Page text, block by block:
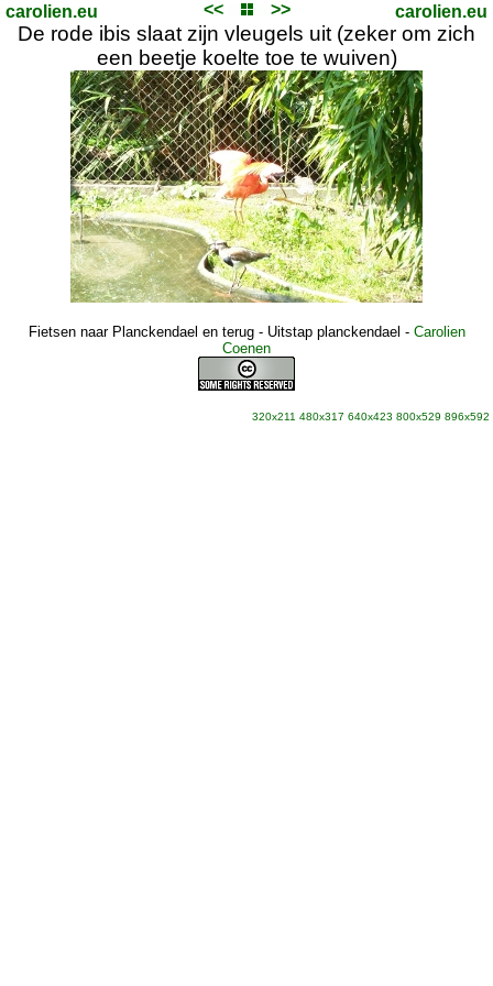
carolien.eu << >> carolien.eu
De rode ibis slaat zijn vleugels uit (zeker om zich
een beetje koelte toe te wuiven)
Fietsen naar Planckendael en terug - Uitstap planckendael - Carolien
Coenen
320x211 480x317 640x423 800x529 896x592